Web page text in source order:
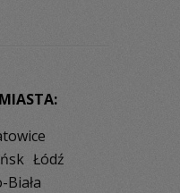
Łódź
Biała